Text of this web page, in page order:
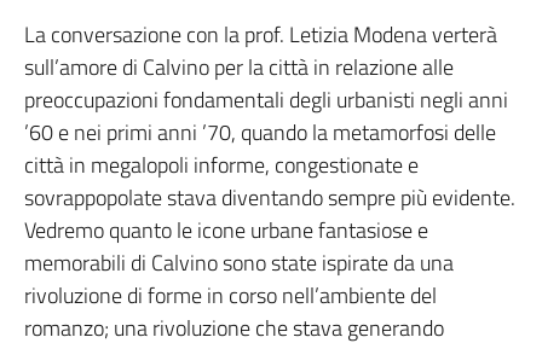
La conversazione con la prof. Letizia Modena verterà
sull’amore di Calvino per la città in relazione alle
preoccupazioni fondamentali degli urbanisti negli anni
’60 e nei primi anni ’70, quando la metamorfosi delle
città in megalopoli informe, congestionate e
sovrappopolate stava diventando sempre più evidente.
Vedremo quanto le icone urbane fantasiose e
memorabili di Calvino sono state ispirate da una
rivoluzione di forme in corso nell’ambiente del
romanzo; una rivoluzione che stava generando